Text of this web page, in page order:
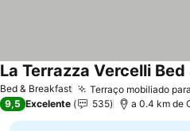
Bed & Breakfast Terraço mobiliado
La Terrazza Vercelli Bed
9,5 Excelente 535 a 0.4 km de